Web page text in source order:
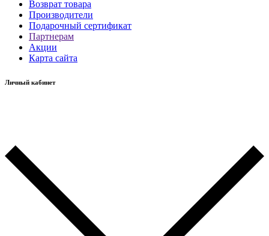
Возврат товара
Производители
Подарочный сертификат
Партнерам
Акции
Карта сайта
Личный кабинет